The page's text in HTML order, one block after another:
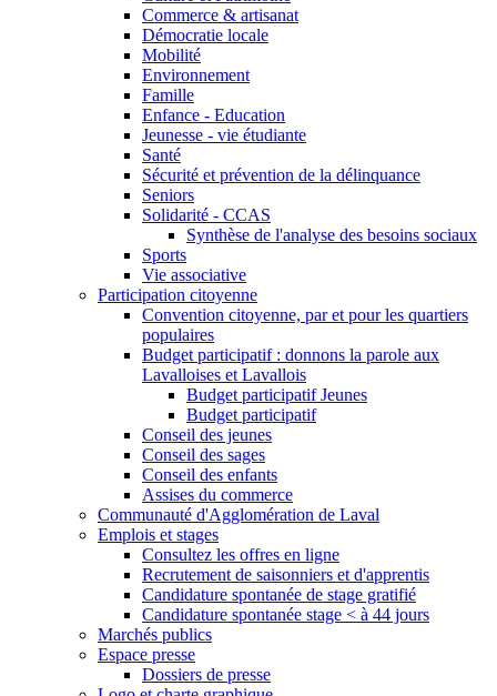
Commerce & artisanat
Démocratie locale
Mobilité
Environnement
Famille
Enfance - Education
Jeunesse - vie étudiante
Santé
Sécurité et prévention de la délinquance
Seniors
Solidarité - CCAS
Synthèse de l'analyse des besoins sociaux
Sports
Vie associative
Participation citoyenne
Convention citoyenne, par et pour les quartiers
populaires
Budget participatif : donnons la parole aux
Lavalloises et Lavallois
Budget participatif Jeunes
Budget participatif
Conseil des jeunes
Conseil des sages
Conseil des enfants
Assises du commerce
Communauté d'Agglomération de Laval
Emplois et stages
Consultez les offres en ligne
Recrutement de saisonniers et d'apprentis
Candidature spontanée de stage gratifié
Candidature spontanée stage < à 44 jours
Marchés publics
Espace presse
Dossiers de presse